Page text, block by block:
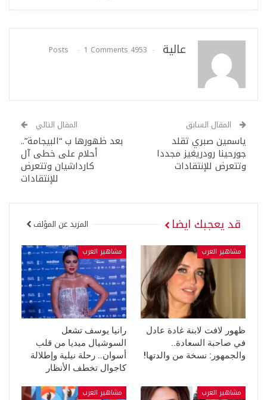
عالية 4953 Posts
1 Comments
المقال السابق
ياسمين صبري تقلد
جورحينا رودريغيز مجددا
وتتعرض للإنتقادات
المقال التالي
بعد ظهورها ب “البيجامة”..
أحلام على خطى آل
كارداشيان وتتعرض
للإنتقادات
قد يعجبك ايضا المزيد عن المؤلف
مشاهير العرب
ظهور لافت لابنة غادة عادل
في صاحبة السعادة..
والجمهور: نسخة من والدتها!
مشاهير العرب
رانيا يوسف تشعل
السوشيال ميديا من قلب
أسوان.. رحلة نيلية وإطلالة
كاجوال تخطف الأنظار
مشاهير العرب مشاهير العرب